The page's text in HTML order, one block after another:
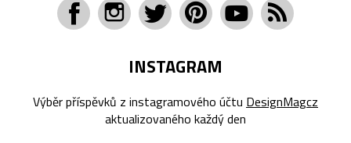
INSTAGRAM
Výběr příspěvků z instagramového účtu DesignMagcz
aktualizovaného každý den